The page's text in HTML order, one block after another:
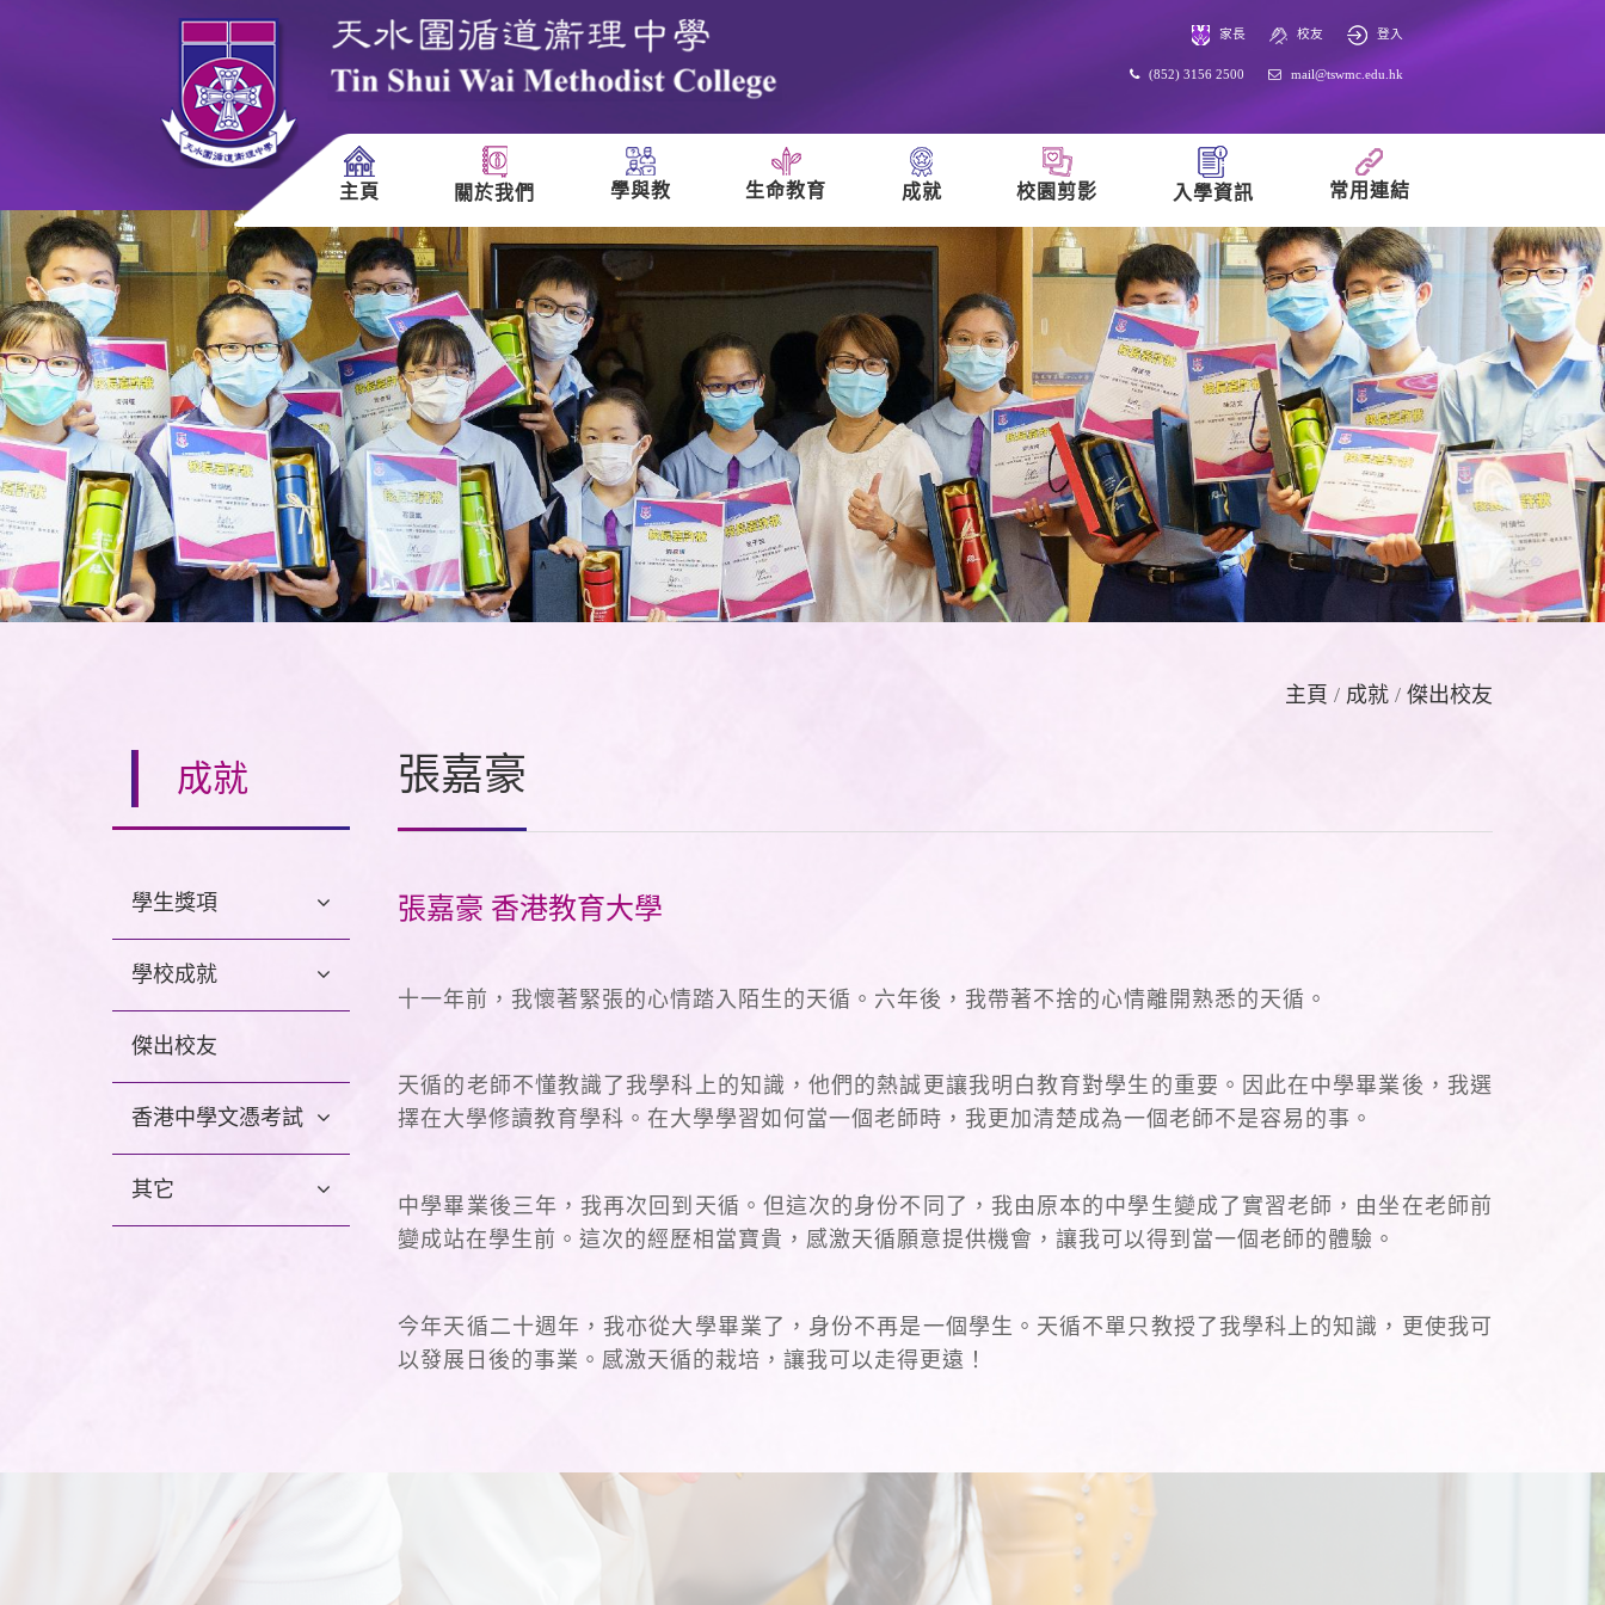
家長 校友 登入
(852) 3156 2500 mail@tswmc.edu.hk
主頁 關於我們 學與教 生命教育 成就 校園剪影 入學資訊 常用連結
主頁 / 成就 / 傑出校友
成就
學生獎項
學校成就
傑出校友
香港中學文憑考試
其它
張嘉豪
張嘉豪 香港教育大學
十一年前，我懷著緊張的心情踏入陌生的天循。六年後，我帶著不捨的心情離開熟悉的天循。
天循的老師不懂教識了我學科上的知識，他們的熱誠更讓我明白教育對學生的重要。因此在中學畢業後，我選
擇在大學修讀教育學科。在大學學習如何當一個老師時，我更加清楚成為一個老師不是容易的事。
中學畢業後三年，我再次回到天循。但這次的身份不同了，我由原本的中學生變成了實習老師，由坐在老師前
變成站在學生前。這次的經歷相當寶貴，感激天循願意提供機會，讓我可以得到當一個老師的體驗。
今年天循二十週年，我亦從大學畢業了，身份不再是一個學生。天循不單只教授了我學科上的知識，更使我可
以發展日後的事業。感激天循的栽培，讓我可以走得更遠！